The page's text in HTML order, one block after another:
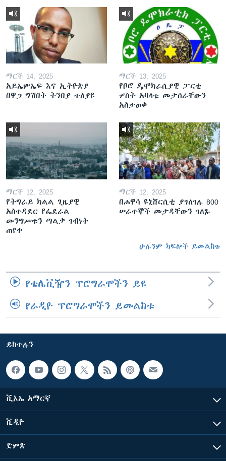
ማርች 14, 2025
አይኤምኤፍ እና ኢትዮጵያ
በዋጋ ግሽበት ትንበያ ተለያዩ
ማርች 13, 2025
የቦሮ ዴሞክራሲያዊ ፓርቲ
ሦስት አባላቱ መታሰራቸውን
አስታወቀ
ማርች 12, 2025
የትግራይ ክልል ጊዜያዊ
አስተዳደር የፌደራል
መንግሥቱን ጣልቃ ገብነት
ጠየቀ
ማርች 12, 2025
በሐዋሳ ዩኒቨርሲቲ ያገለገሉ 800
ሠራተኞች መታዳቸውን ገለጹ
ሁሉንም ክፍሎች ይመልከቱ
የቴሌቪዥን ፕሮግራሞችን ይዩ
የራዲዮ ፕሮግራሞችን ይመልከቱ
ይከተሉን
ቪኦኤ አማርኛ
ቪዲዮ
ድምጽ